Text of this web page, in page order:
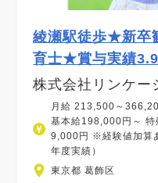
綾瀬駅徒歩★新
育士★賞与実績
株式会社リンケー
月給 213,500～
基本給198,000円～ 特
9,000円 ※経験値加算
年度実績）
東京都 葛飾区